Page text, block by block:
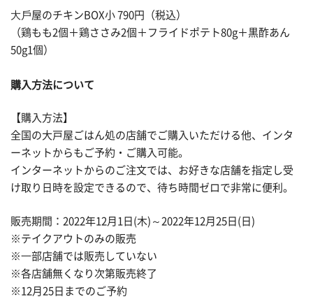
⼤⼾屋のチキンBOX小 790円（税込）
（鶏もも2個＋鶏ささみ2個＋フライドポテト80g＋黒酢あん
50g1個）
購入方法について
【購入方法】
全国の大戸屋ごはん処の店舗でご購入いただける他、インタ
ーネットからもご予約・ご購入可能。
インターネットからのご注文では、お好きな店舗を指定し受
け取り日時を設定できるので、待ち時間ゼロで非常に便利。
販売期間：2022年12月1日(木)～2022年12月25日(日)
※テイクアウトのみの販売
※⼀部店舗では販売していない
※各店舗無くなり次第販売終了
※12月25日までのご予約